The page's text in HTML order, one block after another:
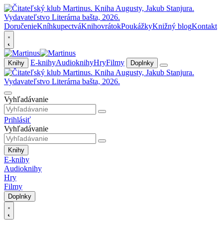
DoručenieKníhkupectváKnihovrátokPoukážkyKnižný blogKontakt
Knihy E-knihyAudioknihyHryFilmy Doplnky
Vyhľadávanie
Prihlásiť
Vyhľadávanie
Knihy
E-knihy
Audioknihy
Hry
Filmy
Doplnky